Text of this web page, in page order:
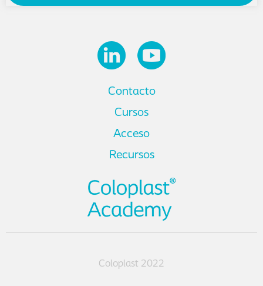
Contacto
Cursos
Acceso
Recursos
Coloplast 2022